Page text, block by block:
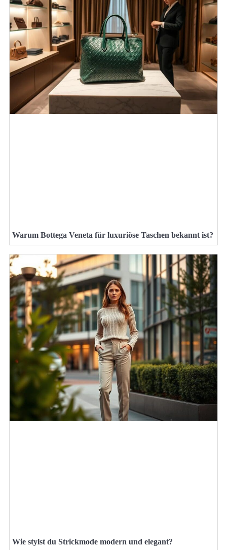
Warum Bottega Veneta für luxuriöse Taschen bekannt ist?
Wie stylst du Strickmode modern und elegant?